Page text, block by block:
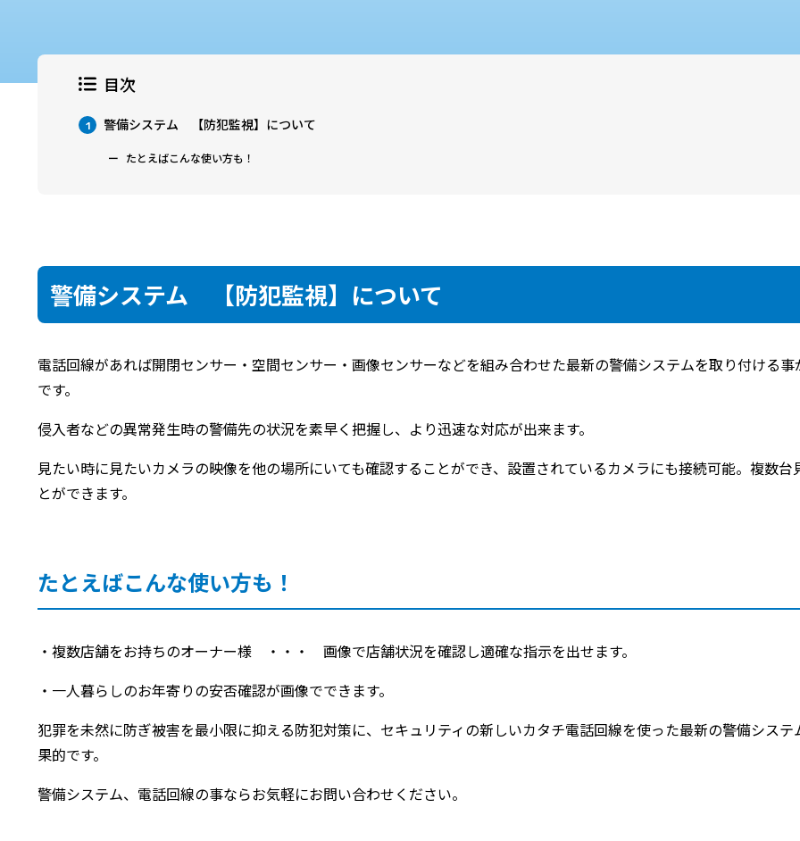
目次
1 警備システム 【防犯監視】について
たとえばこんな使い方も！
警備システム 【防犯監視】について
電話回線があれば開閉センサー・空間センサー・画像センサーなどを組み合わせた最新の警備システムを取り付ける事
です。
侵入者などの異常発生時の警備先の状況を素早く把握し、より迅速な対応が出来ます。
見たい時に見たいカメラの映像を他の場所にいても確認することができ、設置されているカメラにも接続可能。複数台
とができます。
たとえばこんな使い方も！
・複数店舗をお持ちのオーナー様 ・・・ 画像で店舗状況を確認し適確な指示を出せます。
・一人暮らしのお年寄りの安否確認が画像でできます。
犯罪を未然に防ぎ被害を最小限に抑える防犯対策に、セキュリティの新しいカタチ電話回線を使った最新の警備システ
果的です。
警備システム、電話回線の事ならお気軽にお問い合わせください。